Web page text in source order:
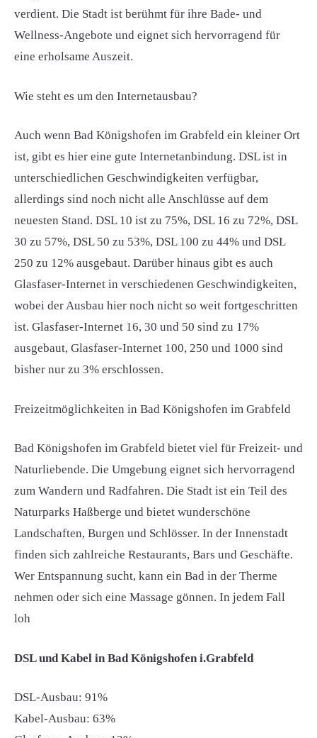
verdient. Die Stadt ist berühmt für ihre Bade- und
Wellness-Angebote und eignet sich hervorragend für
eine erholsame Auszeit.
Wie steht es um den Internetausbau?
Auch wenn Bad Königshofen im Grabfeld ein kleiner Ort
ist, gibt es hier eine gute Internetanbindung. DSL ist in
unterschiedlichen Geschwindigkeiten verfügbar,
allerdings sind noch nicht alle Anschlüsse auf dem
neuesten Stand. DSL 10 ist zu 75%, DSL 16 zu 72%, DSL
30 zu 57%, DSL 50 zu 53%, DSL 100 zu 44% und DSL
250 zu 12% ausgebaut. Darüber hinaus gibt es auch
Glasfaser-Internet in verschiedenen Geschwindigkeiten,
wobei der Ausbau hier noch nicht so weit fortgeschritten
ist. Glasfaser-Internet 16, 30 und 50 sind zu 17%
ausgebaut, Glasfaser-Internet 100, 250 und 1000 sind
bisher nur zu 3% erschlossen.
Freizeitmöglichkeiten in Bad Königshofen im Grabfeld
Bad Königshofen im Grabfeld bietet viel für Freizeit- und
Naturliebende. Die Umgebung eignet sich hervorragend
zum Wandern und Radfahren. Die Stadt ist ein Teil des
Naturparks Haßberge und bietet wunderschöne
Landschaften, Burgen und Schlösser. In der Innenstadt
finden sich zahlreiche Restaurants, Bars und Geschäfte.
Wer Entspannung sucht, kann ein Bad in der Therme
nehmen oder sich eine Massage gönnen. In jedem Fall
loh
DSL und Kabel in Bad Königshofen i.Grabfeld
DSL-Ausbau: 91%
Kabel-Ausbau: 63%